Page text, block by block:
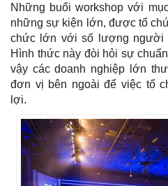
Những buổi workshop với
những sự kiện lớn, được tổ
chức lớn với số lượng người
Hình thức này đòi hỏi sự
vậy các doanh nghiệp lớn
đơn vị bên ngoài để việc tổ
lợi.